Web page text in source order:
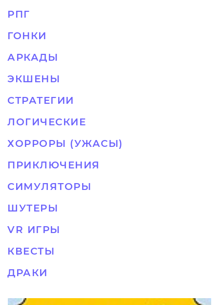
РПГ
ГОНКИ
АРКАДЫ
ЭКШЕНЫ
СТРАТЕГИИ
ЛОГИЧЕСКИЕ
ХОРРОРЫ (УЖАСЫ)
ПРИКЛЮЧЕНИЯ
СИМУЛЯТОРЫ
ШУТЕРЫ
VR ИГРЫ
КВЕСТЫ
ДРАКИ